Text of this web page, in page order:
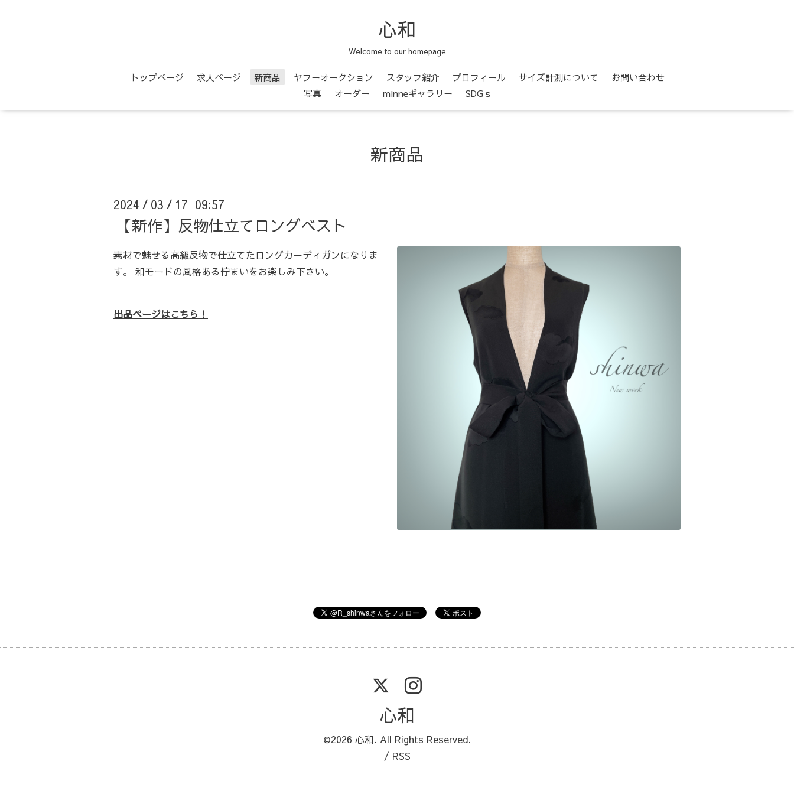
心和
Welcome to our homepage
トップページ 求人ページ 新商品 ヤフーオークション スタッフ紹介 プロフィール サイズ計測について
お問い合わせ
写真
オーダー minneギャラリー SDGｓ
新商品
2024 / 03 / 17 09:57
【新作】反物仕立てロングベスト
素材で魅せる高級反物で仕立てたロングカーディガンになりま
す。 和モードの風格ある佇まいをお楽しみ下さい。
出品ページはこちら！
心和
©2026 心和. All Rights Reserved.
/ RSS